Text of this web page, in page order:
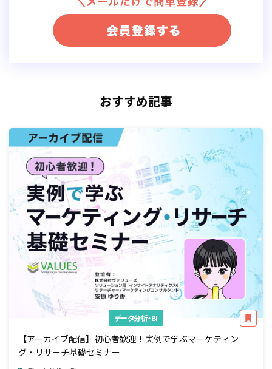
おすすめ記事
データ分析・BI
【アーカイブ配信】初心者歓迎！実例で学ぶマーケティン
グ・リサーチ基礎セミナー